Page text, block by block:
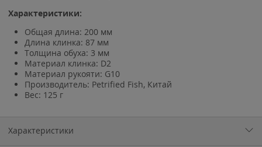
Характеристики:
Общая длина: 200 мм
Длина клинка: 87 мм
Толщина обуха: 3 мм
Материал клинка: D2
Материал рукояти: G10
Производитель: Petrified Fish, Китай
Вес: 125 г
Характеристики